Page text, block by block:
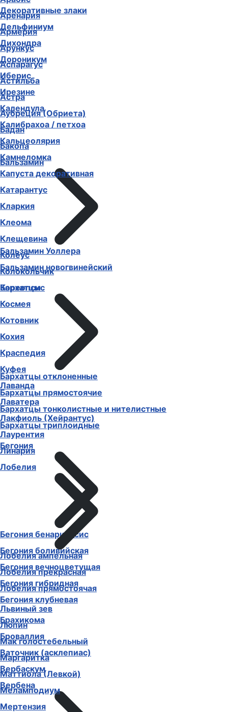
Аренария
Армерия
Арункус
Аспарагус
Астильба
Астра
Аубреция (Обриета)
Бадан
Бакопа
Бальзамин
Бальзамин Уоллера
Бальзамин новогвинейский
Бархатцы
Бархатцы отклоненные
Бархатцы прямостоячие
Бархатцы тонколистные и нителистные
Бархатцы триплоидные
Бегония
Бегония бенариенсис
Бегония боливийская
Бегония вечноцветущая
Бегония гибридная
Бегония клубневая
Брахикома
Броваллия
Ваточник (асклепиас)
Вербаскум
Вербена
Декоративные злаки
Дельфиниум
Дихондра
Дороникум
Иберис
Ирезине
Календула
Калибрахоа / петхоа
Кальцеолярия
Камнеломка
Капуста декоративная
Катарантус
Кларкия
Клеома
Клещевина
Колеус
Колокольчик
Кореопсис
Космея
Котовник
Кохия
Краспедия
Куфея
Лаванда
Лаватера
Лакфиоль (Хейрантус)
Лаурентия
Линария
Лобелия
Лобелия ампельная
Лобелия прекрасная
Лобелия прямостоячая
Львиный зев
Люпин
Мак голостебельный
Маргаритка
Маттиола (Левкой)
Меламподиум
Мертензия